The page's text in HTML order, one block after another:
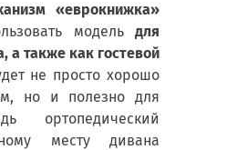
«еврокнижка»
модель для
а также как гостевой
не просто хорошо
но и полезно для
ортопедический
месту дивана